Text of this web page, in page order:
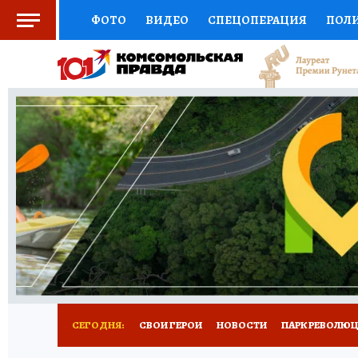
ФОТО ВИДЕО СПЕЦОПЕРАЦИЯ
СОЦПОДДЕРЖКА НАУКА СПОРТ
ВЫБОР ЭКСПЕРТОВ ДОКТОР
КНИЖНАЯ ПОЛКА ПРОГНОЗЫ НА СПОРТ
ПРЕСС-ЦЕНТР НЕДВИЖИМОСТЬ
ВСЕ О КП РАДИО КП РЕКЛАМА ТЕСТЫ
СЕГОДНЯ: СВОИ ГЕРОИ НОВОСТИ ПАРК